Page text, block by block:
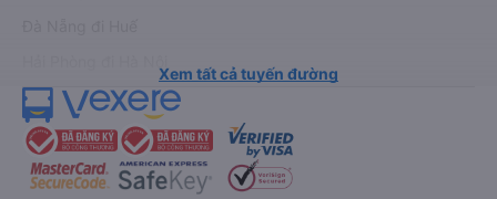
Xem tất cả tuyến đường